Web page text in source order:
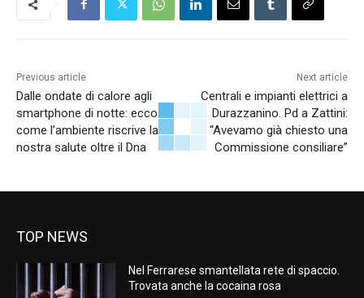
Previous article
Dalle ondate di calore agli
smartphone di notte: ecco
come l’ambiente riscrive la
nostra salute oltre il Dna
Next article
Centrali e impianti elettrici a
Durazzanino. Pd a Zattini:
“Avevamo già chiesto una
Commissione consiliare”
TOP NEWS
Nel Ferrarese smantellata rete di spaccio.
Trovata anche la cocaina rosa